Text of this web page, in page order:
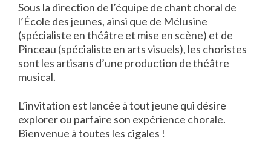
Sous la direction de l’équipe de chant choral de
l’École des jeunes, ainsi que de Mélusine
(spécialiste en théâtre et mise en scène) et de
Pinceau (spécialiste en arts visuels), les choristes
sont les artisans d’une production de théâtre
musical.
L’invitation est lancée à tout jeune qui désire
explorer ou parfaire son expérience chorale.
Bienvenue à toutes les cigales !